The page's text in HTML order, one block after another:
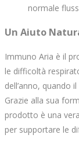
normale
Un Aiuto
Immuno Aria è il
le difficoltà
dell’anno, quando
Grazie alla sua
prodotto è una
per supportare le